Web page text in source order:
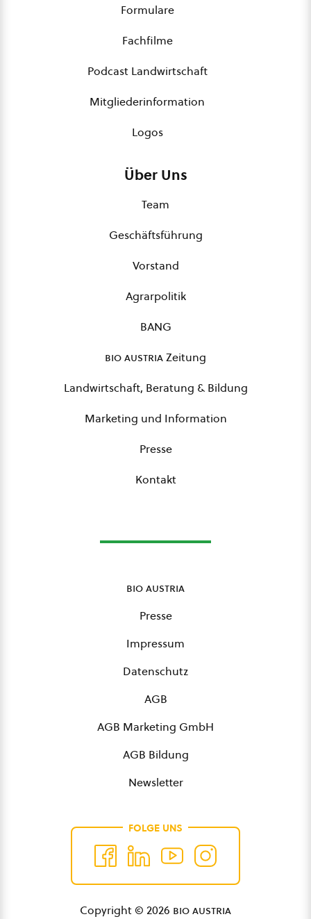
Formulare
Fachfilme
Podcast Landwirtschaft
Mitgliederinformation
Logos
Über Uns
Team
Geschäftsführung
Vorstand
Agrarpolitik
BANG
bio austriaZeitung
Landwirtschaft, Beratung & Bildung
Marketing und Information
Presse
Kontakt
bio austria
Presse
Impressum
Datenschutz
AGB
AGB Marketing GmbH
AGB Bildung
Newsletter
FOLGE UNS
Copyright © 2026 bio austria